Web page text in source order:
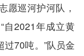
愿巡河护河队，
自2021年成立黄
70吨。”队员金